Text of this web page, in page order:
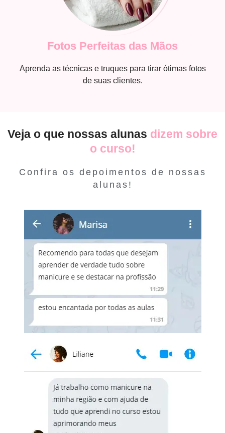
Fotos Perfeitas das Mãos
Aprenda as técnicas e truques para tirar ótimas fotos
de suas clientes.
Veja o que nossas alunas dizem sobre
o curso!
Confira os depoimentos de nossas
alunas!